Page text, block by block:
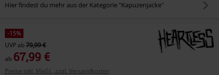
Hier findest du mehr aus der Kategorie "Kapuzenjacke"
-15%
UVPab79,99 €
ab 67,99 €
Preise inkl. MwSt., zzgl. Versandkosten